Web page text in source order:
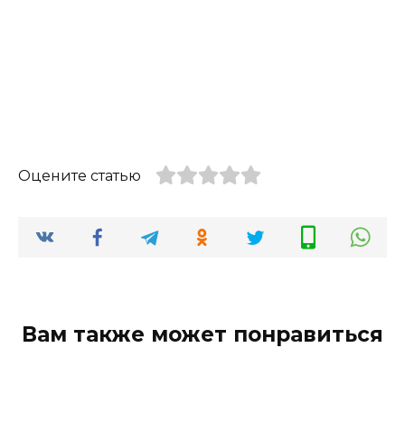
Оцените статью
Вам также может понравиться